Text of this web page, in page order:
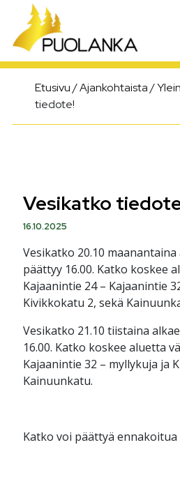
Päävalikko
Etusivu/Ajankohtaista/
tiedote!
Vesikatko
16.10.2025
Vesikatko 20.10 maanantaina
päättyy 16.00. Katko koskee
Kajaanintie 24 – Kajaanintie
Kivikkokatu 2, sekä
Vesikatko 21.10 tiistaina
16.00. Katko koskee aluetta
Kajaanintie 32 – myllykuja ja
Kainuunkatu.
Katko voi päättyä ennakoitua